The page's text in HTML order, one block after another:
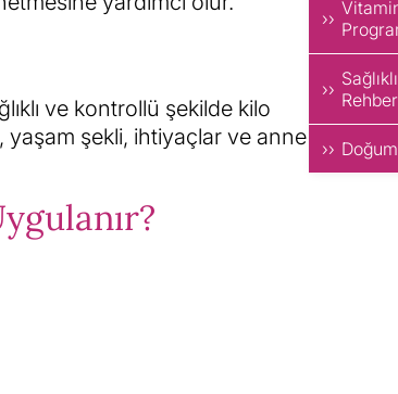
ve kontrollü şekilde kilo
yaşam şekli, ihtiyaçlar ve anne